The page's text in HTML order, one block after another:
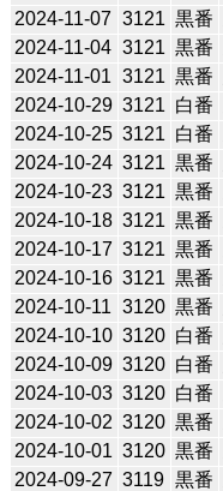
2024-11-07 3121 黒番
2024-11-04 3121 黒番
2024-11-01 3121 黒番
2024-10-29 3121 白番
2024-10-25 3121 白番
2024-10-24 3121 黒番
2024-10-23 3121 黒番
2024-10-18 3121 黒番
2024-10-17 3121 黒番
2024-10-16 3121 黒番
2024-10-11 3120 黒番
2024-10-10 3120 白番
2024-10-09 3120 白番
2024-10-03 3120 白番
2024-10-02 3120 黒番
2024-10-01 3120 黒番
2024-09-27 3119 黒番